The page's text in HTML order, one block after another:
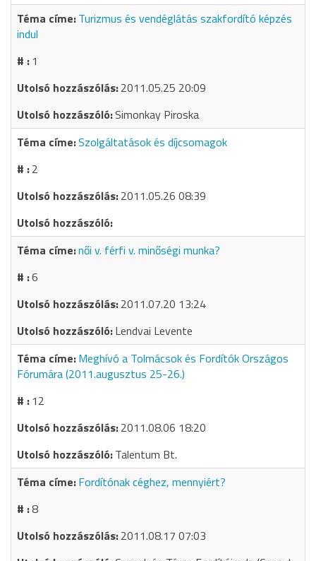
Turizmus és vendéglátás szakfordító képzés
indul
1
2011.05.25 20:09
Simonkay Piroska
Szolgáltatások és díjcsomagok
2
2011.05.26 08:39
női v. férfi v. minőségi munka?
6
2011.07.20 13:24
Lendvai Levente
Meghívó a Tolmácsok és Fordítók Országos
Fórumára (2011.augusztus 25-26.)
12
2011.08.06 18:20
Talentum Bt.
Fordítónak céghez, mennyiért?
8
2011.08.17 07:03